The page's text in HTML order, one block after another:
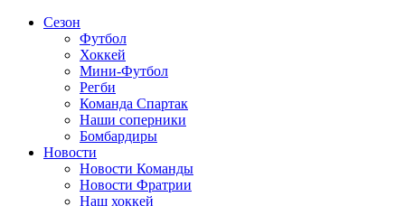
Сезон
Футбол
Хоккей
Мини-Футбол
Регби
Команда Спартак
Наши соперники
Бомбардиры
Новости
Новости Команды
Новости Фратрии
Наш хоккей